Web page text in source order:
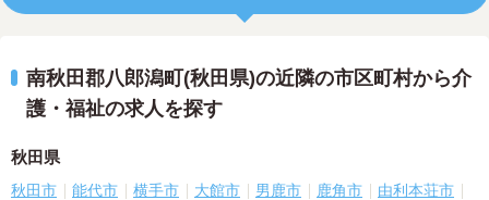
南秋田郡八郎潟町(秋田県)の近隣の市区町村から介
護・福祉の求人を探す
秋田県
秋田市 能代市 横手市 大館市 男鹿市 鹿角市
由利本荘市